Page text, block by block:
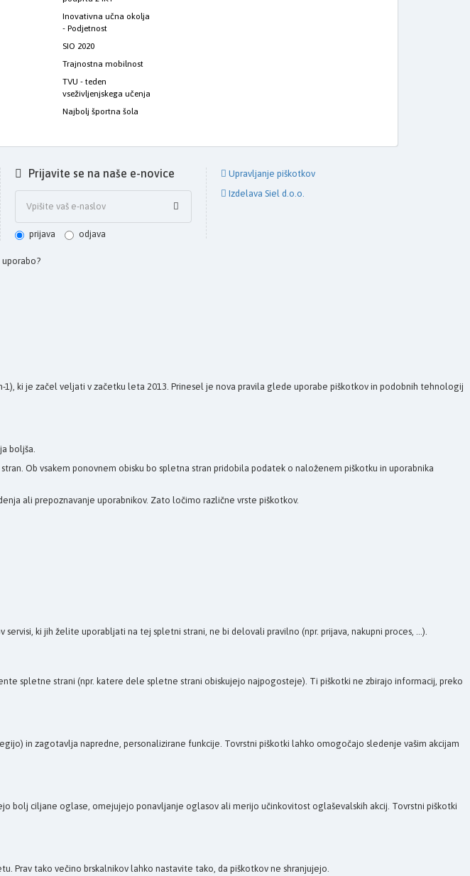
Inovativna učna okolja
- Podjetnost
SIO 2020
Trajnostna mobilnost
TVU - teden
vseživljenjskega učenja
Najbolj športna šola
Prijavite se na naše e-novice
prijava odjava
Upravljanje piškotkov
Izdelava Siel d.o.o.
ki je začel veljati v začetku leta 2013. Prinesel je nova pravila glede uporabe piškotkov in podobnih tehnologij
boljša.
Ob vsakem ponovnem obisku bo spletna stran pridobila podatek o naloženem piškotku in uporabnika
ali prepoznavanje uporabnikov. Zato ločimo različne vrste piškotkov.
ki jih želite uporabljati na tej spletni strani, ne bi delovali pravilno (npr. prijava, nakupni proces, ...).
spletne strani (npr. katere dele spletne strani obiskujejo najpogosteje). Ti piškotki ne zbirajo informacij, preko
in zagotavlja napredne, personalizirane funkcije. Tovrstni piškotki lahko omogočajo sledenje vašim akcijam
bolj ciljane oglase, omejujejo ponavljanje oglasov ali merijo učinkovitost oglaševalskih akcij. Tovrstni piškotki
Prav tako večino brskalnikov lahko nastavite tako, da piškotkov ne shranjujejo.